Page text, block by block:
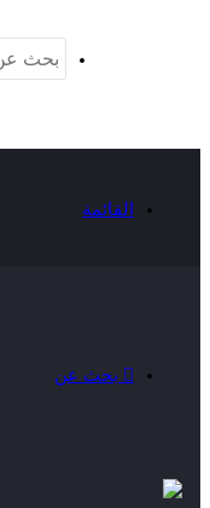
القائمة
بحث عن